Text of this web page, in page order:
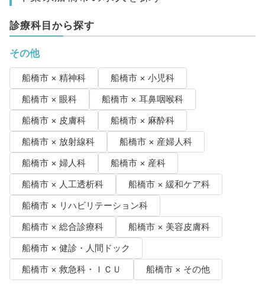
診療科目から探す
その他
船橋市 × 精神科
船橋市 × 小児科
船橋市 × 眼科
船橋市 × 耳鼻咽喉科
船橋市 × 皮膚科
船橋市 × 麻酔科
船橋市 × 放射線科
船橋市 × 産婦人科
船橋市 × 婦人科
船橋市 × 産科
船橋市 × 人工透析科
船橋市 × 緩和ケア科
船橋市 × リハビリテーション科
船橋市 × 総合診療科
船橋市 × 美容皮膚科
船橋市 × 健診・人間ドック
船橋市 × 救急科・ＩＣＵ
船橋市 × その他